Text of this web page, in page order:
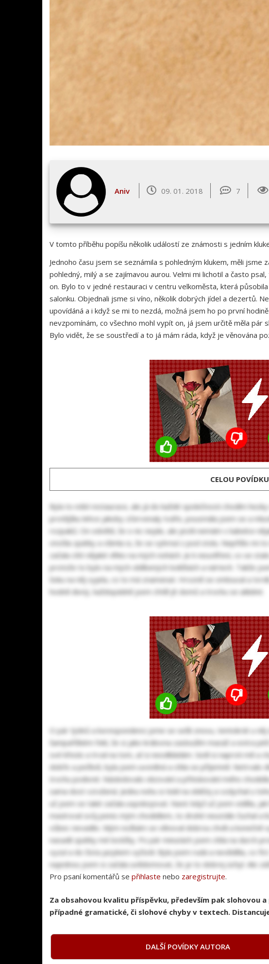
Aniv 09. 01. 2018 7
V tomto příběhu popíšu několik událostí ze známosti s jedním
Jednoho času jsem se seznámila s pohledným klukem, měli
pohledný, milý a se zajímavou aurou. Velmi mi lichotil a často
on. Bylo to v jedné restauraci v centru velkoměsta, která
salonku. Objednali jsme si víno, několik dobrých jídel a dezertů.
upovídáná a i když se mi to nezdá, možná jsem ho po první
nevzpomínám, co všechno mohl vypít on, já jsem určitě měla pár
Bylo vidět, že se soustředí a to já mám ráda, když je věnována
CELOU
Byla to nóbl restaurace, ale já do každé společnosti chodím
protějšku lehce jakoby zčervenaly tváře, pousmála jsem se a
rozpaků. On odvětil, že o nic nejde, ale jestli nemám v kabelce
otočila zpátky a všimla si, že se vyhrnul z pod stolu. Nepřišlo mi
začala cítit nějaké vlhko na mých nohách. Je k neuvěření, co se
protože to bylo na mých oblíbených lodičkách a nártech. Takže
šoku na něj vyjela, co to má znamenat. Hrozně se omlouval a
hodně divný, každopádně jsem chtěl jít domů a trochu se uklidnit.
O pár týdnů a korespondenci jsme se sešli znovu, tentokrát u
šampaňškém řekl, že si jako královna zasloužím masáž a extra
své křeslo a trval na tom, ať si neodkládám. Sedl si naproti mě a
dobře a pečlivě, byla jsem uvoněná a cítila se příjemně. Netrvalo
trochu podivné. Následovalo olizování a přitiskování mého
sama dost vzrušená. Jednu nohu si tiskl na obličej a vzdychal u
už jsem se také začala uspokojovat. Navíc když už jsem viděla,
masíroval svůj penis mým chodidlem, to druhé neustále čuchal a
vůbec nevadilo. Mým nožkám se věnoval dobrou chvíli a
nasadil zpátky mé botičky. Po pár minutách jsem cítila na durch
vyzul a do čista jazykem vyčistil. Byla jsem rudá a nevěděla, co
najednou jsem si začala uvědomovat, že je to dobrej úchyl. Ale
Pro psaní komentářů se přihlaste nebo zaregistrujte.
Za obsahovou kvalitu příspěvku, především pak slohovou
případné gramatické, či slohové chyby v textech.
DALŠÍ POVÍDKY AUTORA